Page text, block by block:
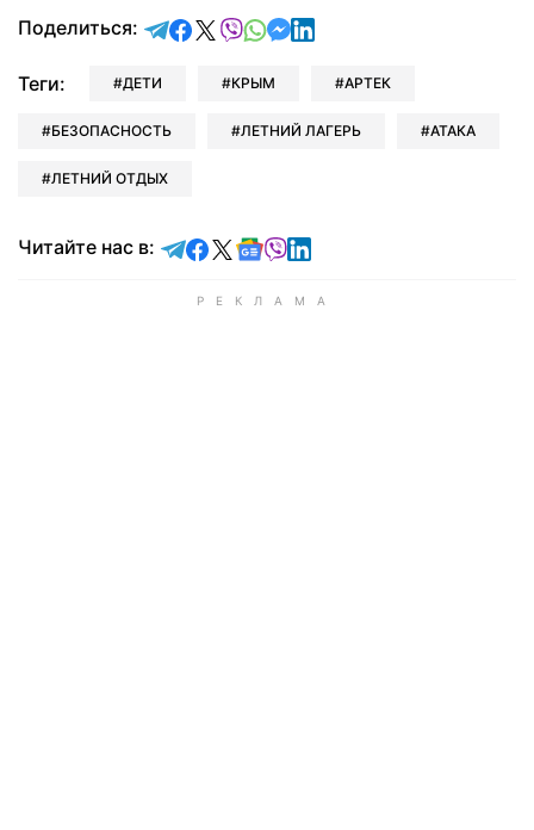
Поделиться: отправить в Telegram
поделиться в Facebook
поделиться в X
отправить в Viber
отправить в Whatsapp
отправить в Messenger
отправить в LinkedIn
Теги: ДЕТИ КРЫМ АРТЕК
БЕЗОПАСНОСТЬ ЛЕТНИЙ ЛАГЕРЬ АТАКА
ЛЕТНИЙ ОТДЫХ
Читайте нас в: Читайте в Telegram
Читайте в Facebook
Читайте в X
Читайте в Google news
Читайте в Viber
Читайте в LinkedIn